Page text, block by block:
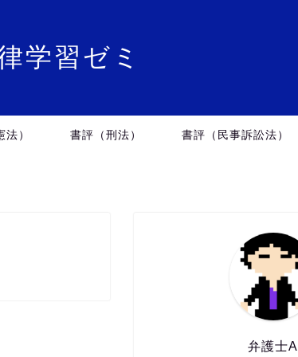
学習ゼミ
） 書評（刑法） 書評（民事訴訟法）
弁護士A